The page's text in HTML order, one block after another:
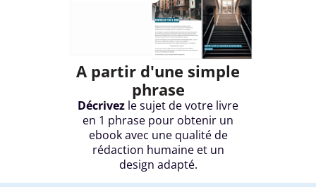
A partir d'une simple
phrase
Décrivez le sujet de votre livre
en 1 phrase pour obtenir un
ebook avec une qualité de
rédaction humaine et un
design adapté.